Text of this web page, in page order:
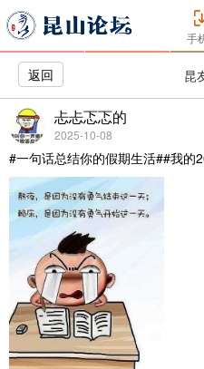
手
返回 昆
忐忐忑忑的
2025-10-08
#一句话总结你的假期生活##我的